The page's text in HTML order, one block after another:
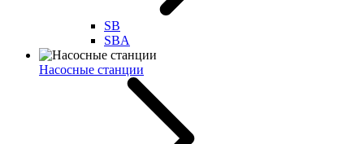
SB
SBA
Насосные станции